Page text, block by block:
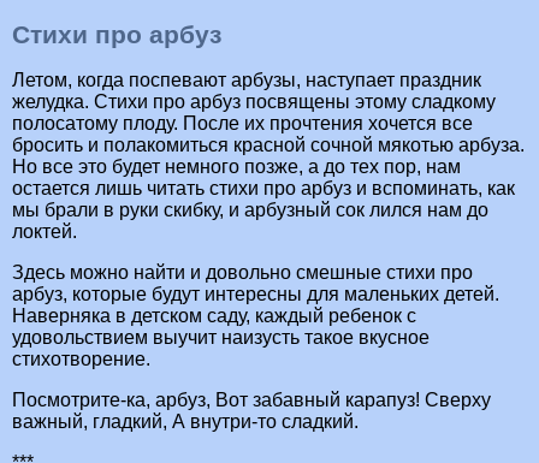
Стихи про арбуз
Летом, когда поспевают арбузы, наступает праздник
желудка. Стихи про арбуз посвящены этому сладкому
полосатому плоду. После их прочтения хочется все
бросить и полакомиться красной сочной мякотью арбуза.
Но все это будет немного позже, а до тех пор, нам
остается лишь читать стихи про арбуз и вспоминать, как
мы брали в руки скибку, и арбузный сок лился нам до
локтей.
Здесь можно найти и довольно смешные стихи про
арбуз, которые будут интересны для маленьких детей.
Наверняка в детском саду, каждый ребенок с
удовольствием выучит наизусть такое вкусное
стихотворение.
Посмотрите-ка, арбуз, Вот забавный карапуз! Сверху
важный, гладкий, А внутри-то сладкий.